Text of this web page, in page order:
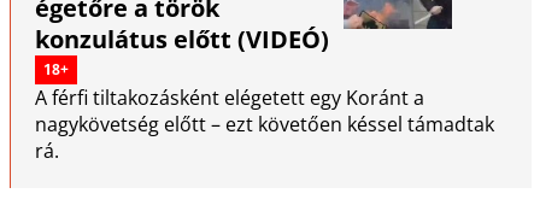
égetőre a török
konzulátus előtt (VIDEÓ)
18+
A férfi tiltakozásként elégetett egy Koránt a
nagykövetség előtt – ezt követően késsel támadtak
rá.